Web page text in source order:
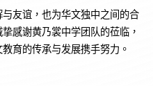
友谊，也为华文独中之间的合
感谢黄乃裳中学团队的莅临，
育的传承与发展携手努力。